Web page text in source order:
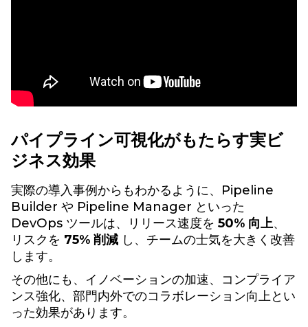
パイプライン可視化がもたらす実ビ
ジネス効果
実際の導入事例からもわかるように、Pipeline
Builder や Pipeline Manager といった
DevOps ツールは、リリース速度を 50% 向上、
リスクを 75% 削減 し、チームの士気を大きく改善
します。
その他にも、イノベーションの加速、コンプライア
ンス強化、部門内外でのコラボレーション向上とい
った効果があります。